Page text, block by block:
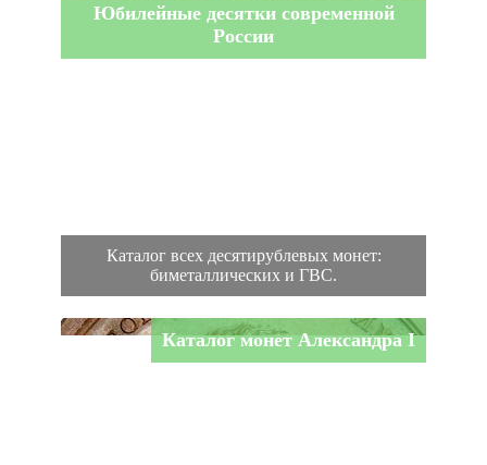
Юбилейные десятки современной
России
Каталог всех десятирублевых монет:
биметаллических и ГВС.
Каталог монет Александра I